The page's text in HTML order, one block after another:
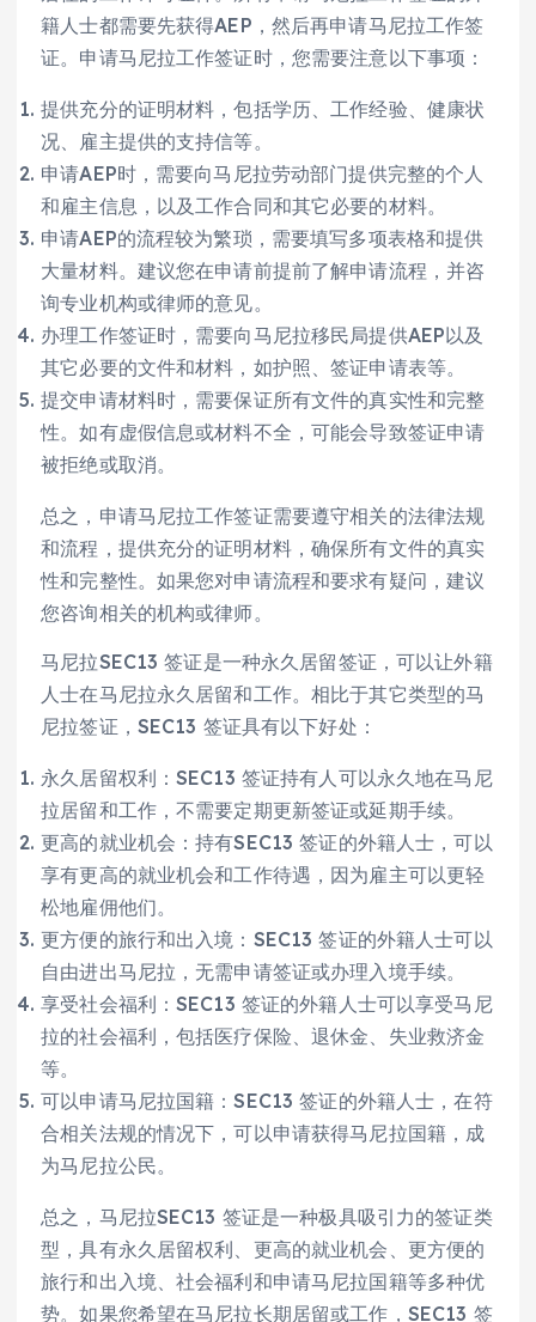
籍人士都需要先获得AEP，然后再申请马尼拉工作签
证。申请马尼拉工作签证时，您需要注意以下事项：
提供充分的证明材料，包括学历、工作经验、健康状
况、雇主提供的支持信等。
申请AEP时，需要向马尼拉劳动部门提供完整的个人
和雇主信息，以及工作合同和其它必要的材料。
申请AEP的流程较为繁琐，需要填写多项表格和提供
大量材料。建议您在申请前提前了解申请流程，并咨
询专业机构或律师的意见。
办理工作签证时，需要向马尼拉移民局提供AEP以及
其它必要的文件和材料，如护照、签证申请表等。
提交申请材料时，需要保证所有文件的真实性和完整
性。如有虚假信息或材料不全，可能会导致签证申请
被拒绝或取消。
总之，申请马尼拉工作签证需要遵守相关的法律法规
和流程，提供充分的证明材料，确保所有文件的真实
性和完整性。如果您对申请流程和要求有疑问，建议
您咨询相关的机构或律师。
马尼拉SEC13 签证是一种永久居留签证，可以让外籍
人士在马尼拉永久居留和工作。相比于其它类型的马
尼拉签证，SEC13 签证具有以下好处：
永久居留权利：SEC13 签证持有人可以永久地在马尼
拉居留和工作，不需要定期更新签证或延期手续。
更高的就业机会：持有SEC13 签证的外籍人士，可以
享有更高的就业机会和工作待遇，因为雇主可以更轻
松地雇佣他们。
更方便的旅行和出入境：SEC13 签证的外籍人士可以
自由进出马尼拉，无需申请签证或办理入境手续。
享受社会福利：SEC13 签证的外籍人士可以享受马尼
拉的社会福利，包括医疗保险、退休金、失业救济金
等。
可以申请马尼拉国籍：SEC13 签证的外籍人士，在符
合相关法规的情况下，可以申请获得马尼拉国籍，成
为马尼拉公民。
总之，马尼拉SEC13 签证是一种极具吸引力的签证类
型，具有永久居留权利、更高的就业机会、更方便的
旅行和出入境、社会福利和申请马尼拉国籍等多种优
势。如果您希望在马尼拉长期居留或工作，SEC13 签